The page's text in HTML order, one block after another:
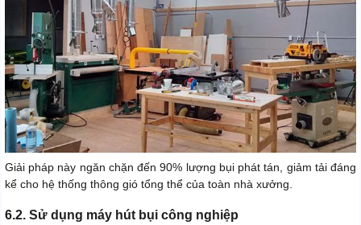
Giải pháp này ngăn chặn đến 90% lượng bụi phát tán, giảm tải đáng
kể cho hệ thống thông gió tổng thể của toàn nhà xưởng.
6.2. Sử dụng máy hút bụi công nghiệp